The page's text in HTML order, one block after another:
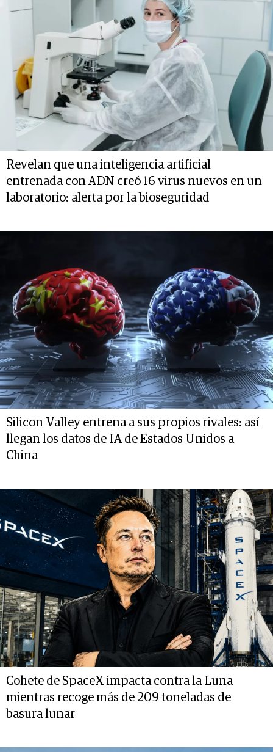
Revelan que una inteligencia artificial
entrenada con ADN creó 16 virus nuevos en un
laboratorio: alerta por la bioseguridad
Silicon Valley entrena a sus propios rivales: así
llegan los datos de IA de Estados Unidos a
China
Cohete de SpaceX impacta contra la Luna
mientras recoge más de 209 toneladas de
basura lunar